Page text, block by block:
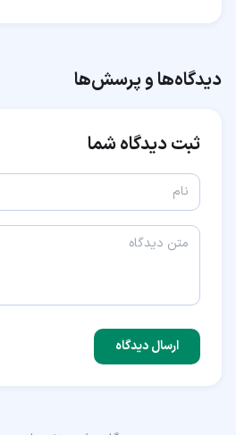
دیدگاه‌ها و پرسش‌ها
ثبت دیدگاه شما
ارسال دیدگاه